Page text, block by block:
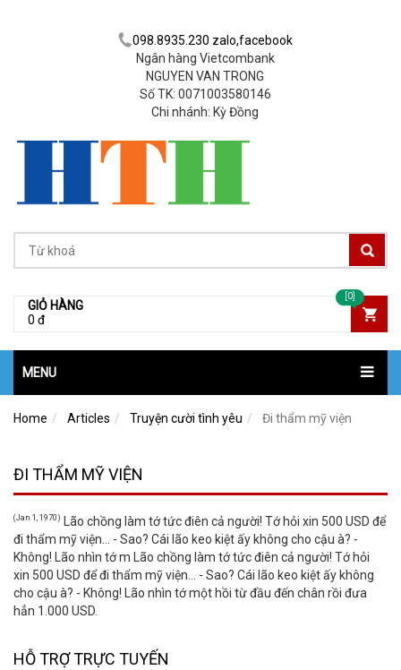
098.8935.230 zalo,facebook
Ngân hàng Vietcombank
NGUYEN VAN TRONG
Số TK: 0071003580146
Chi nhánh: Kỳ Đồng
GIỎ HÀNG
0 đ
[0]
MENU
Home Articles Truyện cười tình yêu Đi thẩm mỹ viện
ĐI THẨM MỸ VIỆN
(Jan 1, 1970) Lão chồng làm tớ tức điên cả người! Tớ hỏi xin 500 USD để
đi thẩm mỹ viện... - Sao? Cái lão keo kiệt ấy không cho cậu à? -
Không! Lão nhìn tớ m Lão chồng làm tớ tức điên cả người! Tớ hỏi
xin 500 USD để đi thẩm mỹ viện... - Sao? Cái lão keo kiệt ấy không
cho cậu à? - Không! Lão nhìn tớ một hồi từ đầu đến chân rồi đưa
hẳn 1.000 USD.
HỖ TRỢ TRỰC TUYẾN